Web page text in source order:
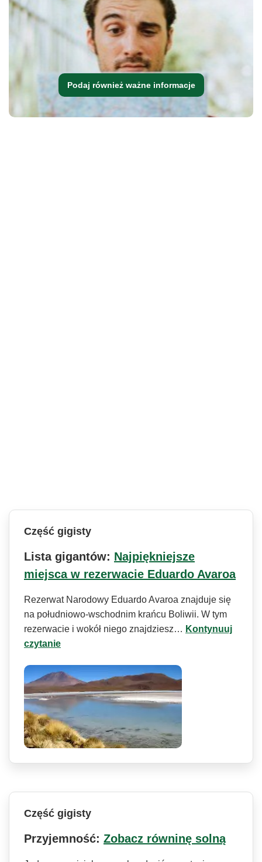
Podaj również ważne informacje
Część gigisty
Lista gigantów: Najpiękniejsze
miejsca w rezerwacie Eduardo Avaroa
Rezerwat Narodowy Eduardo Avaroa znajduje się
na południowo-wschodnim krańcu Boliwii. W tym
rezerwacie i wokół niego znajdziesz… Kontynuuj
czytanie
Część gigisty
Przyjemność: Zobacz równinę solną